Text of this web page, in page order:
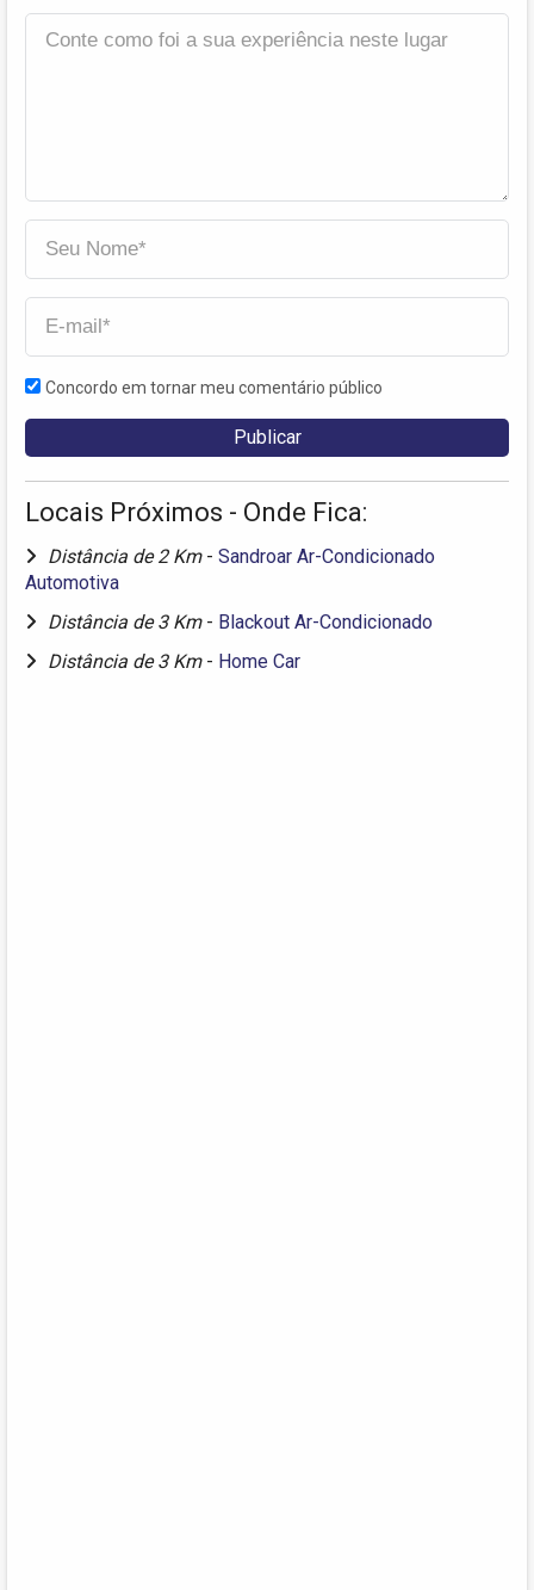
Concordo em tornar meu comentário público
Locais Próximos - Onde Fica:
Distância de 2 Km - Sandroar Ar-Condicionado
Automotiva
Distância de 3 Km - Blackout Ar-Condicionado
Distância de 3 Km - Home Car